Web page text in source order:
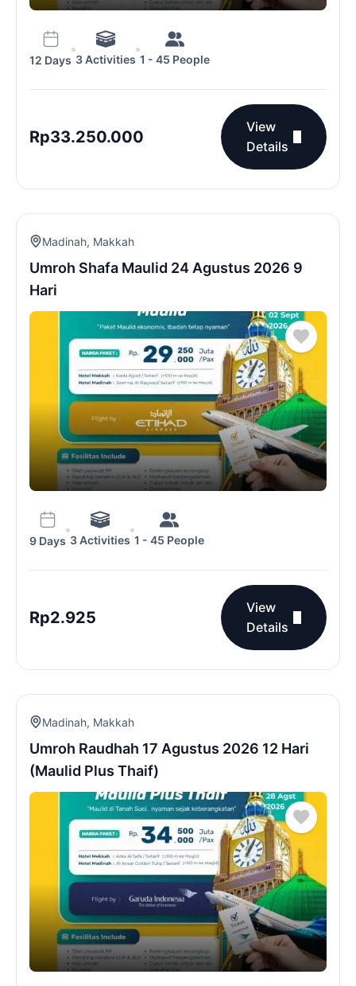
12 Days 3 Activities 1 - 45 People
Rp33.250.000
View
Details
Madinah, Makkah
Umroh Shafa Maulid 24 Agustus 2026 9
Hari
9 Days 3 Activities 1 - 45 People
Rp2.925
View
Details
Madinah, Makkah
Umroh Raudhah 17 Agustus 2026 12 Hari
(Maulid Plus Thaif)